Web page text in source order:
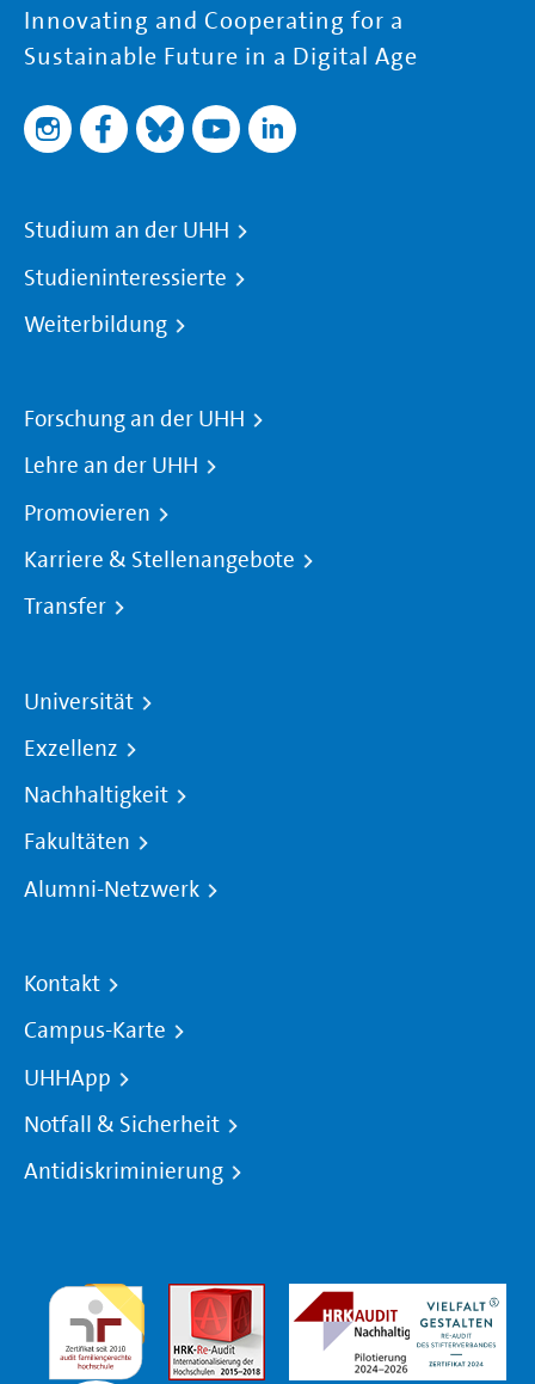
Innovating and Cooperating for a
Sustainable Future in a Digital Age
Studium an der UHH
Studieninteressierte
Weiterbildung
Forschung an der UHH
Lehre an der UHH
Promovieren
Karriere & Stellenangebote
Transfer
Universität
Exzellenz
Nachhaltigkeit
Fakultäten
Alumni-Netzwerk
Kontakt
Campus-Karte
UHHApp
Notfall & Sicherheit
Antidiskriminierung